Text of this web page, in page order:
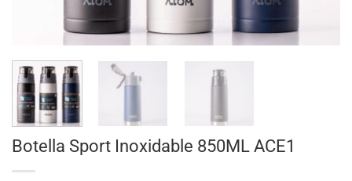
Botella Sport Inoxidable 850ML ACE1